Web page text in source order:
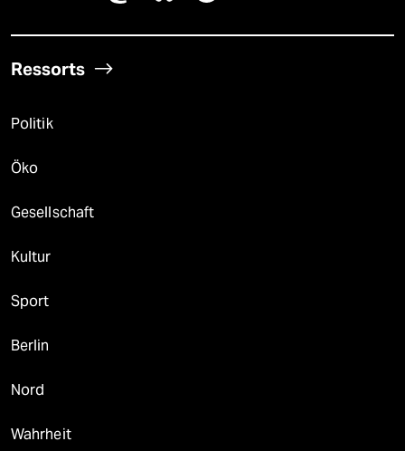
Ressorts
Politik
Öko
Gesellschaft
Kultur
Sport
Berlin
Nord
Wahrheit